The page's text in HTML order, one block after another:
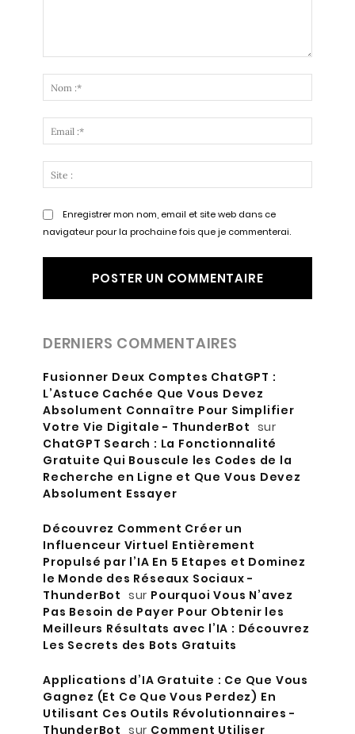
:*
:*
:
Enregistrer mon nom, email et site web dans ce
navigateur pour la prochaine fois que je commenterai.
DERNIERS COMMENTAIRES
Fusionner Deux Comptes ChatGPT :
L’Astuce Cachée Que Vous Devez
Absolument Connaître Pour Simplifier
Votre Vie Digitale - ThunderBot sur
ChatGPT Search : La Fonctionnalité
Gratuite Qui Bouscule les Codes de la
Recherche en Ligne et Que Vous Devez
Absolument Essayer
Découvrez Comment Créer un
Influenceur Virtuel Entièrement
Propulsé par l’IA En 5 Etapes et Dominez
le Monde des Réseaux Sociaux -
ThunderBot sur Pourquoi Vous N’avez
Pas Besoin de Payer Pour Obtenir les
Meilleurs Résultats avec l’IA : Découvrez
Les Secrets des Bots Gratuits
Applications d’IA Gratuite : Ce Que Vous
Gagnez (Et Ce Que Vous Perdez) En
Utilisant Ces Outils Révolutionnaires -
ThunderBot sur Comment Utiliser